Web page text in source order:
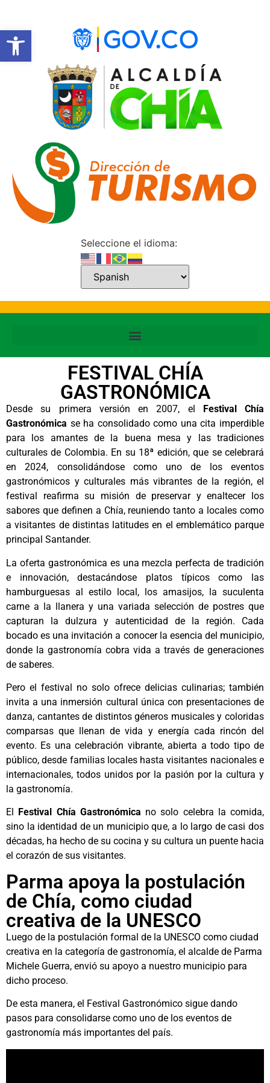
Abrir barra de herramientas
Seleccione el idioma:
FESTIVAL CHÍA
GASTRONÓMICA
Desde su primera versión en 2007, el
Festival Chía
Gastronómica se ha consolidado como una cita imperdible
para los amantes de la buena mesa y las tradiciones
culturales de Colombia. En su 18ª edición, que se celebrará
en 2024, consolidándose como uno de los eventos
gastronómicos y culturales más vibrantes de la región, el
festival reafirma su misión de preservar y enaltecer los
sabores que definen a Chía, reuniendo tanto a locales como
a visitantes de distintas latitudes en el emblemático parque
principal Santander.​
La oferta gastronómica es una mezcla perfecta de tradición
e innovación, destacándose platos típicos como las
hamburguesas al estilo local, los amasijos, la suculenta
carne a la llanera y una variada selección de postres que
capturan la dulzura y autenticidad de la región. Cada
bocado es una invitación a conocer la esencia del municipio,
donde la gastronomía cobra vida a través de generaciones
de saberes.​
Pero el festival no solo ofrece delicias culinarias; también
invita a una inmersión cultural única con presentaciones de
danza, cantantes de distintos géneros musicales y coloridas
comparsas que llenan de vida y energía cada rincón del
evento. Es una celebración vibrante, abierta a todo tipo de
público, desde familias locales hasta visitantes nacionales e
internacionales, todos unidos por la pasión por la cultura y
la gastronomía.​
El Festival Chía Gastronómica no solo celebra la comida,
sino la identidad de un municipio que, a lo largo de casi dos
décadas, ha hecho de su cocina y su cultura un puente hacia
el corazón de sus visitantes.
Parma apoya la postulación
de Chía, como ciudad
creativa de la UNESCO
Luego de la postulación formal de la UNESCO como ciudad
creativa en la categoría de gastronomía, el alcalde de Parma
Michele Guerra, envió su apoyo a nuestro municipio para
dicho proceso.
De esta manera, el Festival Gastronómico sigue dando
pasos para consolidarse como uno de los eventos de
gastronomía más importantes del país.